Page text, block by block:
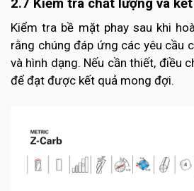
2.7 Kiểm tra chất lượng và
Kiểm tra bề mặt phay sau khi
rằng chúng đáp ứng các yêu cầu
và hình dạng. Nếu cần thiết, điều
để đạt được kết quả mong đợi.